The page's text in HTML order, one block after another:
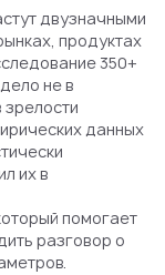
двузначными
продуктах
350+
не в
данных
их в
помогает
разговор о